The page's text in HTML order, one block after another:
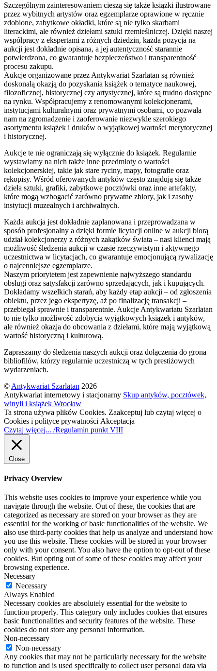
Szczególnym zainteresowaniem cieszą się także książki ilustrowane
przez wybitnych artystów oraz egzemplarze oprawione w ręcznie
zdobione, zabytkowe okładki, które są nie tylko skarbami
literackimi, ale również dziełami sztuki rzemieślniczej. Dzięki naszej
współpracy z ekspertami z różnych dziedzin, każda pozycja na
aukcji jest dokładnie opisana, a jej autentyczność starannie
potwierdzona, co gwarantuje bezpieczeństwo i transparentność
procesu zakupu.
Aukcje organizowane przez Antykwariat Szarlatan są również
doskonałą okazją do pozyskania książek o tematyce naukowej,
filozoficznej, historycznej czy artystycznej, które są trudno dostępne
na rynku. Współpracujemy z renomowanymi kolekcjonerami,
instytucjami kulturalnymi oraz prywatnymi osobami, co pozwala
nam na zgromadzenie i zaoferowanie niezwykle szerokiego
asortymentu książek i druków o wyjątkowej wartości merytorycznej
i historycznej.
Aukcje te nie ograniczają się wyłącznie do książek. Regularnie
wystawiamy na nich także inne przedmioty o wartości
kolekcjonerskiej, takie jak stare ryciny, mapy, fotografie oraz
rękopisy. Wśród oferowanych antyków często znajdują się także
dzieła sztuki, grafiki, zabytkowe pocztówki oraz inne artefakty,
które mogą wzbogacić zarówno prywatne zbiory, jak i zasoby
instytucji muzealnych i archiwalnych.
Każda aukcja jest dokładnie zaplanowana i przeprowadzana w
sposób profesjonalny a dzięki formie licytacji online w aukcji biorą
udział kolekcjonerzy z różnych zakątków świata – nasi klienci mają
możliwość śledzenia aukcji w czasie rzeczywistym i aktywnego
uczestnictwa w licytacjach, co gwarantuje emocjonującą rywalizację
o najcenniejsze egzemplarze.
Naszym priorytetem jest zapewnienie najwyższego standardu
obsługi oraz satysfakcji zarówno sprzedających, jak i kupujących.
Dokładamy wszelkich starań, aby każdy etap aukcji – od zgłoszenia
obiektu, przez jego ekspertyzę, aż po finalizację transakcji –
przebiegał sprawnie i transparentnie. Aukcje Antykwariatu Szarlatan
to nie tylko możliwość zdobycia wyjątkowych książek i antyków,
ale również okazja do obcowania z dziełami, które mają wyjątkową
wartość historyczną i kulturową.
Zapraszamy do śledzenia naszych aukcji oraz dołączenia do grona
bibliofilów, którzy regularnie uczestniczą w tych prestiżowych
wydarzeniach.
© Antykwariat Szarlatan 2026
Antykwariat internetowy i stacjonarny Skup antyków, pocztówek,
winyli i książek Wrocław
Ta strona używa plików Cookies. Zaakceptuj lub czytaj więcej o
Cookies i polityce prywatności Akceptacja
Czytaj więcej... /Regulamin punkt VIII
Close
Privacy Overview
This website uses cookies to improve your experience while you
navigate through the website. Out of these, the cookies that are
categorized as necessary are stored on your browser as they are
essential for the working of basic functionalities of the website. We
also use third-party cookies that help us analyze and understand how
you use this website. These cookies will be stored in your browser
only with your consent. You also have the option to opt-out of these
cookies. But opting out of some of these cookies may affect your
browsing experience.
Necessary
Necessary
Always Enabled
Necessary cookies are absolutely essential for the website to
function properly. This category only includes cookies that ensures
basic functionalities and security features of the website. These
cookies do not store any personal information.
Non-necessary
Non-necessary
Any cookies that may not be particularly necessary for the website
to function and is used specifically to collect user personal data via